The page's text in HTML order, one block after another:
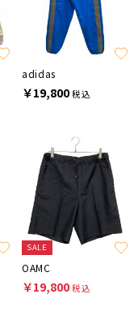
adidas
￥19,800税込
SALE
OAMC
￥19,800税込